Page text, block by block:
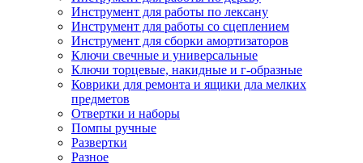
Инструмент для работы по лексану
Инструмент для работы со сцеплением
Инструмент для сборки амортизаторов
Ключи свечные и универсальные
Ключи торцевые, накидные и г-образные
Коврики для ремонта и ящики дла мелких
предметов
Отвертки и наборы
Помпы ручные
Развертки
Разное